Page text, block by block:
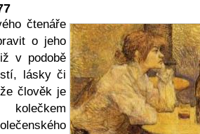
čtenáře
o jeho
v podobě
lásky či
člověk je